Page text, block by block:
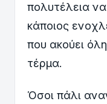
πολυτέλεια
κάποιος
που ακούει
τέρμα.
Όσοι πάλι